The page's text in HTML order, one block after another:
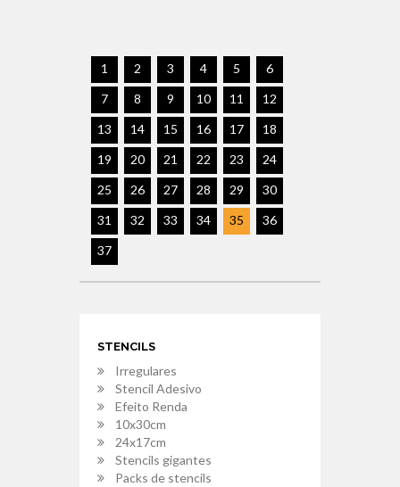
1 2 3 4 5
6
7
8 9 10 11
12
13
14 15 16 17
18
19
20 21 22 23
24
25
26 27 28 29
30
31
32 33 34 35
36
37
STENCILS
Irregulares
Stencil Adesivo
Efeito Renda
10x30cm
24x17cm
Stencils gigantes
Packs de stencils